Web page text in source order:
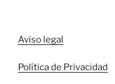
Aviso legal
Política de Privacidad